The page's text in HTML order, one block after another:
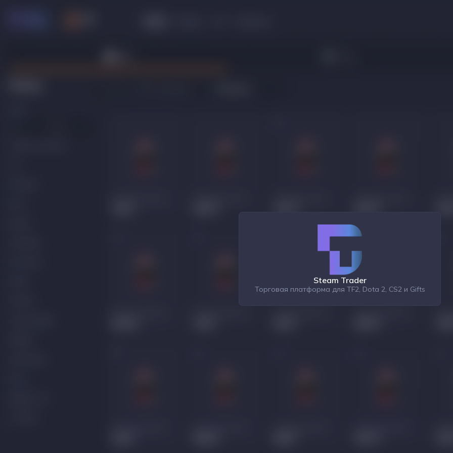
Steam Trader
Торговая платформа для TF2, Dota 2, CS2 и Gifts